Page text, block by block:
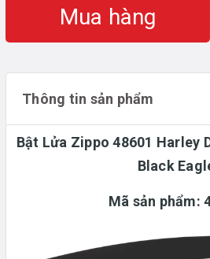
Mua hàng
Thông tin sản phẩm
Bật Lửa Zippo 48601 Harley
Black
Mã sản phẩm: